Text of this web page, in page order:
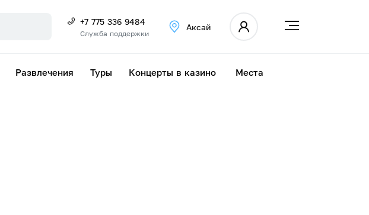
+7 775 336 9484
Служба поддержки
Аксай
Развлечения Туры Концерты в казино Места